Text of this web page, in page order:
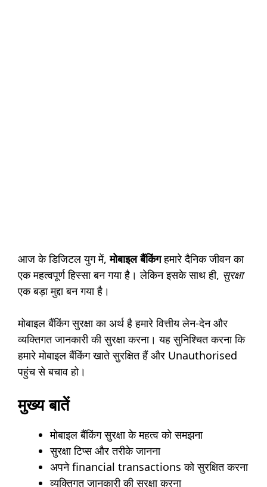
आज के डिजिटल युग में,मोबाइल बैंकिंगहमारे दैनिक जीवन का
एक महत्वपूर्ण हिस्सा बन गया है। लेकिन इसके साथ ही, सुरक्षा
एक बड़ा मुद्दा बन गया है।
मोबाइल बैंकिंग सुरक्षा का अर्थ है हमारे वित्तीय लेन-देन और
व्यक्तिगत जानकारी की सुरक्षा करना। यह सुनिश्चित करना कि
हमारे मोबाइल बैंकिंग खाते सुरक्षित हैं और Unauthorised
पहुंच से बचाव हो।
मुख्य बातें
मोबाइल बैंकिंग सुरक्षा के महत्व को समझना
सुरक्षा टिप्स और तरीके जानना
अपने financial transactions को सुरक्षित करना
व्यक्तिगत जानकारी की सुरक्षा करना